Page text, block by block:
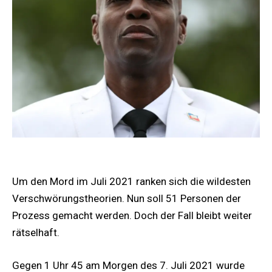
Um den Mord im Juli 2021 ranken sich die wildesten
Verschwörungstheorien. Nun soll 51 Personen der
Prozess gemacht werden. Doch der Fall bleibt weiter
rätselhaft.
Gegen 1 Uhr 45 am Morgen des 7. Juli 2021 wurde